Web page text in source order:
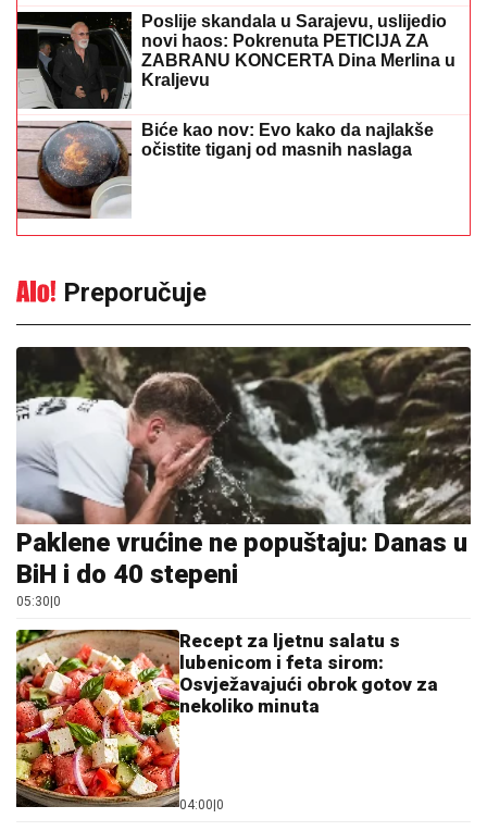
Poslije skandala u Sarajevu, uslijedio
novi haos: Pokrenuta PETICIJA ZA
ZABRANU KONCERTA Dina Merlina u
Kraljevu
Biće kao nov: Evo kako da najlakše
očistite tiganj od masnih naslaga
Preporučuje
Paklene vrućine ne popuštaju: Danas u
BiH i do 40 stepeni
05:30|0
Recept za ljetnu salatu s
lubenicom i feta sirom:
Osvježavajući obrok gotov za
nekoliko minuta
04:00|0